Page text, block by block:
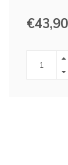
€43,90